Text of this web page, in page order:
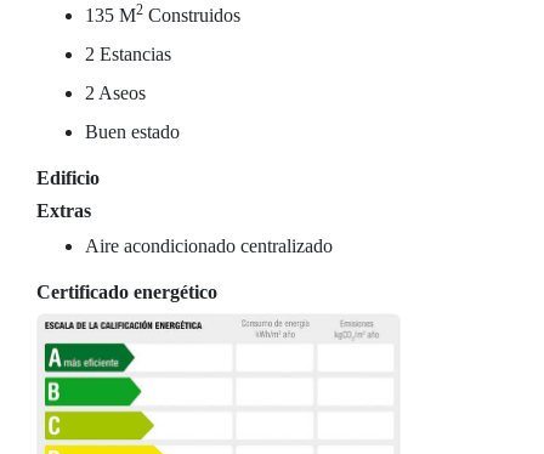
135 M2 Construidos
2 Estancias
2 Aseos
Buen estado
Edificio
Extras
Aire acondicionado centralizado
Certificado energético